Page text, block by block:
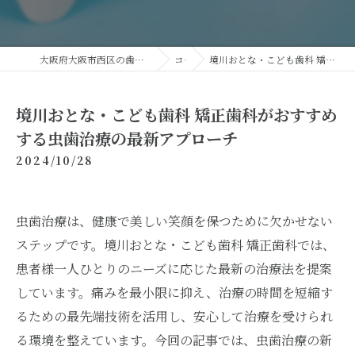
大阪府大阪市西区の歯医者なら境川おとな・こども歯科 矯正歯科 コラム 境川おとな・こども歯科 矯正歯科がおすすめする虫歯治療の最新アプローチ
境川おとな・こども歯科 矯正歯科がおすすめ
する虫歯治療の最新アプローチ
2024/10/28
虫歯治療は、健康で美しい笑顔を保つために欠かせない
ステップです。境川おとな・こども歯科 矯正歯科では、
患者様一人ひとりのニーズに応じた最新の治療法を提案
しています。痛みを最小限に抑え、治療の時間を短縮す
るための最先端技術を活用し、安心して治療を受けられ
る環境を整えています。今回の記事では、虫歯治療の新